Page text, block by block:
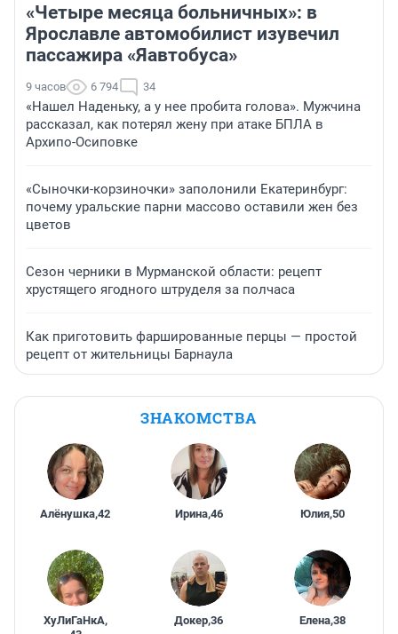
«Четыре месяца больничных»: в
Ярославле автомобилист изувечил
пассажира «Яавтобуса»
9 часов 6 794 34
«Нашел Наденьку, а у нее пробита голова». Мужчина
рассказал, как потерял жену при атаке БПЛА в
Архипо-Осиповке
«Сыночки-корзиночки» заполонили Екатеринбург:
почему уральские парни массово оставили жен без
цветов
Сезон черники в Мурманской области: рецепт
хрустящего ягодного штруделя за полчаса
Как приготовить фаршированные перцы — простой
рецепт от жительницы Барнаула
ЗНАКОМСТВА
Алёнушка,42 Ирина,46 Юлия,50
ХуЛиГаНкА,
Докер,36 Елена,38